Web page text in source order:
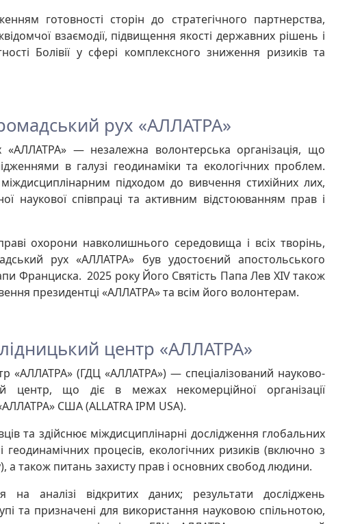
готовності сторін до стратегічного партнерства,
взаємодії, підвищення якості державних рішень і
Болівії у сфері комплексного зниження ризиків та
рух «АЛЛАТРА»
— незалежна волонтерська організація, що
в галузі геодинаміки та екологічних проблем.
підходом до вивчення стихійних лих,
наукової співпраці та активним відстоюванням прав і
охорони навколишнього середовища і всіх творінь,
рух «АЛЛАТРА» був удостоєний апостольського
Франциска. 2025 року Його Святість Папа Лев XIV також
президентці «АЛЛАТРА» та всім його волонтерам.
центр «АЛЛАТРА»
«АЛЛАТРА» (ГДЦ «АЛЛАТРА») — спеціалізований науково-
центр, що діє в межах некомерційної організації
США (ALLATRA IPM USA).
та здійснює міждисциплінарні дослідження глобальних
геодинамічних процесів, екологічних ризиків (включно з
а також питань захисту прав і основних свобод людини.
на аналізі відкритих даних; результати досліджень
та призначені для використання науковою спільнотою,